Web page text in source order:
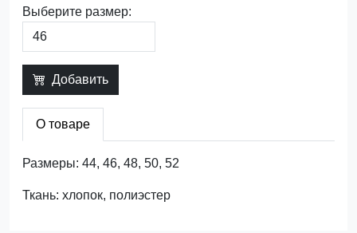
Выберите размер:
Добавить
О товаре
Размеры: 44, 46, 48, 50, 52
Ткань: хлопок, полиэстер